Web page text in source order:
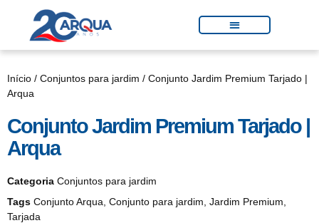
Início / Conjuntos para jardim / Conjunto Jardim Premium Tarjado |
Arqua
Conjunto Jardim Premium Tarjado |
Arqua
Categoria Conjuntos para jardim
Tags Conjunto Arqua Conjunto para jardim Jardim Premium
Tarjada